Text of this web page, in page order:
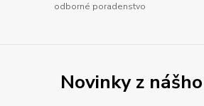
odborné poradenstvo
Novinky z